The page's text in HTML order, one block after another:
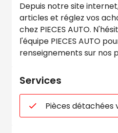
Depuis notre site
articles et réglez vos
chez PIECES AUTO.
l'équipe PIECES AUTO
renseignements sur nos
Services
Pièces détachées